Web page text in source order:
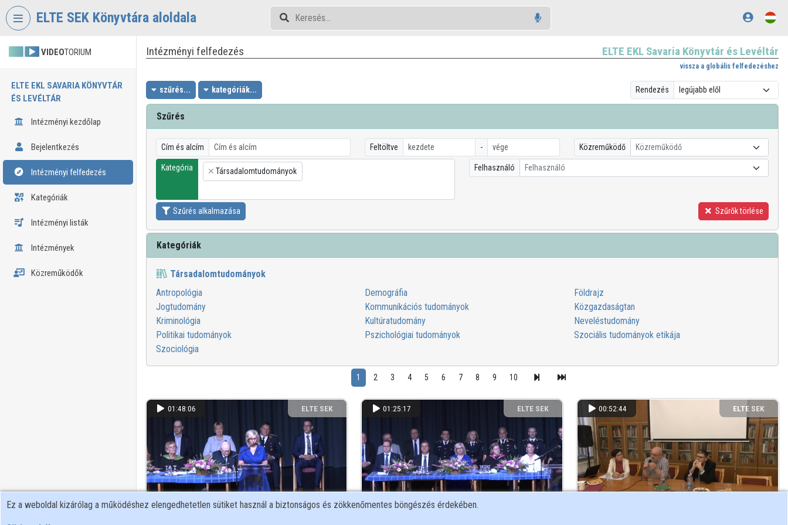
Fejléc kihagyása
ELTE SEK Könyvtára aloldala
VIDEOTORIUM
ELTE EKL SAVARIA KÖNYVTÁR
ÉS LEVÉLTÁR
Intézményi kezdőlap
Bejelentkezés
Intézményi felfedezés
Kategóriák
Intézményi listák
Intézmények
Közreműködők
Intézményi felfedezés ELTE EKL Savaria Könyvtár és Levéltár
vissza a globális felfedezéshez
szűrés... kategóriák... Rendezés
Szűrés
Cím és alcím Feltöltve - Közreműködő Közreműködő
Kategória
×
Társadalomtudományok Felhasználó Felhasználó
Szűrés alkalmazása Szűrők törlése
Kategóriák
Társadalomtudományok
Antropológia
Demográfia
Földrajz
Jogtudomány
Kommunikációs tudományok
Közgazdaságtan
Kriminológia
Kultúratudomány
Neveléstudomány
Politikai tudományok
Pszichológiai tudományok
Szociális tudományok etikája
Szociológia
1 2 3 4 5 6 7 8 9 10
01:48:06
ELTE SEK
KÖNYVTÁRA
01:25:17
ELTE SEK
KÖNYVTÁRA
00:52:44
ELTE SEK
KÖNYVTÁRA
Ez a weboldal kizárólag a működéshez elengedhetetlen sütiket használ a biztonságos és zökkenőmentes böngészés érdekében.